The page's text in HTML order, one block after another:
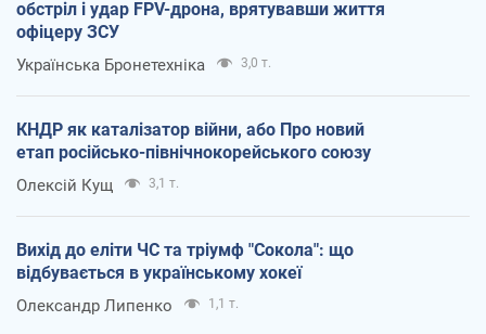
обстріл і удар FPV-дрона, врятувавши життя
офіцеру ЗСУ
Українська Бронетехніка 3,0 т.
КНДР як каталізатор війни, або Про новий
етап російсько-північнокорейського союзу
Олексій Кущ 3,1 т.
Вихід до еліти ЧС та тріумф "Сокола": що
відбувається в українському хокеї
Олександр Липенко 1,1 т.